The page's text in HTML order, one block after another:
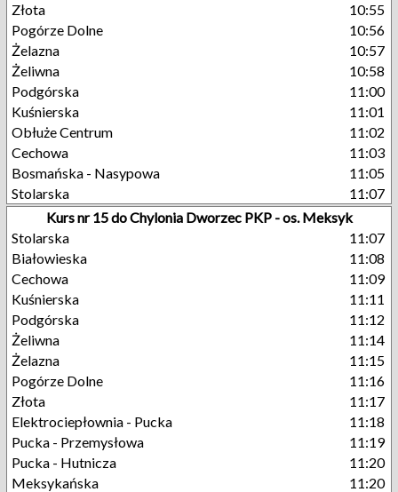
Złota
10:55
Pogórze Dolne
10:56
Żelazna
10:57
Żeliwna
10:58
Podgórska
11:00
Kuśnierska
11:01
Obłuże Centrum
11:02
Cechowa
11:03
Bosmańska - Nasypowa
11:05
Stolarska
11:07
Kurs nr 15 do Chylonia Dworzec PKP - os. Meksyk
Stolarska
11:07
Białowieska
11:08
Cechowa
11:09
Kuśnierska
11:11
Podgórska
11:12
Żeliwna
11:14
Żelazna
11:15
Pogórze Dolne
11:16
Złota
11:17
Elektrociepłownia - Pucka
11:18
Pucka - Przemysłowa
11:19
Pucka - Hutnicza
11:20
Meksykańska
11:20